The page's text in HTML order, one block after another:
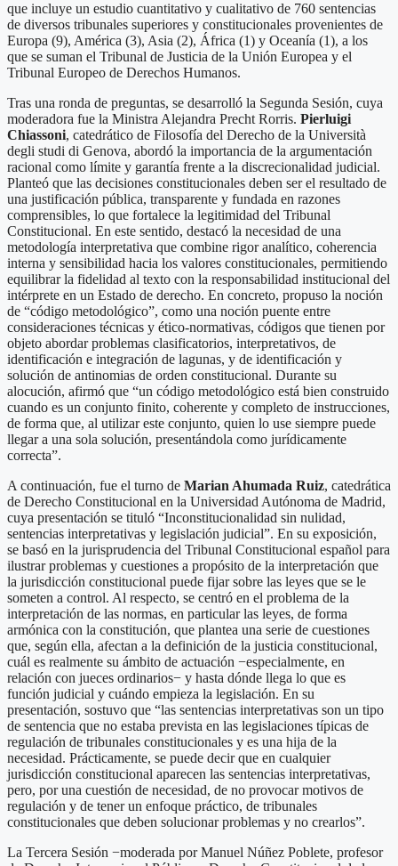
que incluye un estudio cuantitativo y cualitativo de 760 sentencias
de diversos tribunales superiores y constitucionales provenientes de
Europa (9), América (3), Asia (2), África (1) y Oceanía (1), a los
que se suman el Tribunal de Justicia de la Unión Europea y el
Tribunal Europeo de Derechos Humanos.
Tras una ronda de preguntas, se desarrolló la Segunda Sesión, cuya
moderadora fue la Ministra Alejandra Precht Rorris. Pierluigi
Chiassoni, catedrático de Filosofía del Derecho de la Università
degli studi di Genova, abordó la importancia de la argumentación
racional como límite y garantía frente a la discrecionalidad judicial.
Planteó que las decisiones constitucionales deben ser el resultado de
una justificación pública, transparente y fundada en razones
comprensibles, lo que fortalece la legitimidad del Tribunal
Constitucional. En este sentido, destacó la necesidad de una
metodología interpretativa que combine rigor analítico, coherencia
interna y sensibilidad hacia los valores constitucionales, permitiendo
equilibrar la fidelidad al texto con la responsabilidad institucional del
intérprete en un Estado de derecho. En concreto, propuso la noción
de “código metodológico”, como una noción puente entre
consideraciones técnicas y ético-normativas, códigos que tienen por
objeto abordar problemas clasificatorios, interpretativos, de
identificación e integración de lagunas, y de identificación y
solución de antinomias de orden constitucional. Durante su
alocución, afirmó que “un código metodológico está bien construido
cuando es un conjunto finito, coherente y completo de instrucciones,
de forma que, al utilizar este conjunto, quien lo use siempre puede
llegar a una sola solución, presentándola como jurídicamente
correcta”.
A continuación, fue el turno de Marian Ahumada Ruiz, catedrática
de Derecho Constitucional en la Universidad Autónoma de Madrid,
cuya presentación se tituló “Inconstitucionalidad sin nulidad,
sentencias interpretativas y legislación judicial”. En su exposición,
se basó en la jurisprudencia del Tribunal Constitucional español para
ilustrar problemas y cuestiones a propósito de la interpretación que
la jurisdicción constitucional puede fijar sobre las leyes que se le
someten a control. Al respecto, se centró en el problema de la
interpretación de las normas, en particular las leyes, de forma
armónica con la constitución, que plantea una serie de cuestiones
que, según ella, afectan a la definición de la justicia constitucional,
cuál es realmente su ámbito de actuación −especialmente, en
relación con jueces ordinarios− y hasta dónde llega lo que es
función judicial y cuándo empieza la legislación. En su
presentación, sostuvo que “las sentencias interpretativas son un tipo
de sentencia que no estaba prevista en las legislaciones típicas de
regulación de tribunales constitucionales y es una hija de la
necesidad. Prácticamente, se puede decir que en cualquier
jurisdicción constitucional aparecen las sentencias interpretativas,
pero, por una cuestión de necesidad, de no provocar motivos de
regulación y de tener un enfoque práctico, de tribunales
constitucionales que deben solucionar problemas y no crearlos”.
La Tercera Sesión −moderada por Manuel Núñez Poblete, profesor